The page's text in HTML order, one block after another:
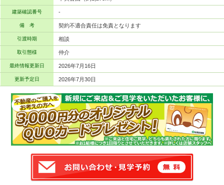
建築確認番号 -
備 考 契約不適合責任は免責となります
引渡時期 相談
取引態様 仲介
最終情報更新日 2026年7月16日
更新予定日 2026年7月30日